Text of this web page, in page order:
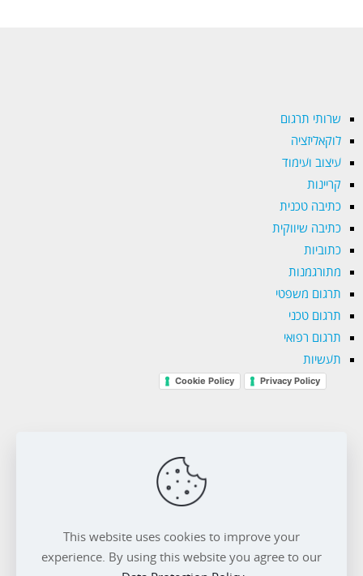
שרותי תרגום
לוקאליזציה
עיצוב ועימוד
קריינות
כתיבה טכנית
כתיבה שיווקית
כתוביות
מתורגמנות
תרגום משפטי
תרגום טכני
תרגום רפואי
תעשיות
Privacy Policy
Cookie Policy
טלפון. 077.4224244This website uses cookies to improve your
experience. By using this website you agree to our